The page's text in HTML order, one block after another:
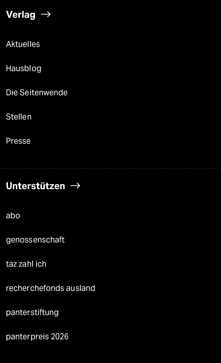
Verlag
Aktuelles
Hausblog
Die Seitenwende
Stellen
Presse
Unterstützen
abo
genossenschaft
taz zahl ich
recherchefonds ausland
panterstiftung
panterpreis 2026